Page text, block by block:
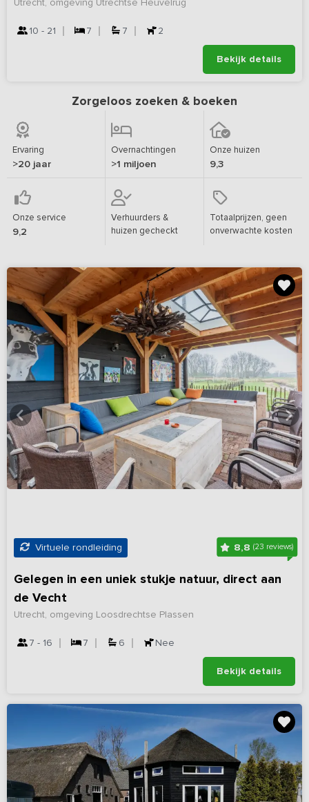
Utrecht, omgeving Utrechtse Heuvelrug
10 - 21 7 7 2
Bekijk details
Zorgeloos zoeken & boeken
Ervaring
>20 jaar
Overnachtingen
>1 miljoen
Onze huizen
9,3
Onze service
9,2
Verhuurders &
huizen gecheckt
Totaalprijzen, geen
onverwachte kosten
Virtuele rondleiding 8,8 (23 reviews)
Gelegen in een uniek stukje natuur, direct aan
de Vecht
Utrecht, omgeving Loosdrechtse Plassen
7 - 16 7 6 Nee
Bekijk details